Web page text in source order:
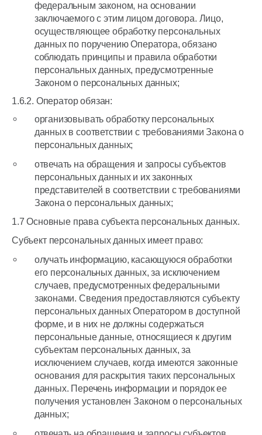
федеральным законом, на основании
заключаемого с этим лицом договора. Лицо,
осуществляющее обработку персональных
данных по поручению Оператора, обязано
соблюдать принципы и правила обработки
персональных данных, предусмотренные
Законом о персональных данных;
1.6.2. Оператор обязан:
организовывать обработку персональных
данных в соответствии с требованиями Закона о
персональных данных;
отвечать на обращения и запросы субъектов
персональных данных и их законных
представителей в соответствии с требованиями
Закона о персональных данных;
1.7 Основные права субъекта персональных данных.
Субъект персональных данных имеет право:
олучать информацию, касающуюся обработки
его персональных данных, за исключением
случаев, предусмотренных федеральными
законами. Сведения предоставляются субъекту
персональных данных Оператором в доступной
форме, и в них не должны содержаться
персональные данные, относящиеся к другим
субъектам персональных данных, за
исключением случаев, когда имеются законные
основания для раскрытия таких персональных
данных. Перечень информации и порядок ее
получения установлен Законом о персональных
данных;